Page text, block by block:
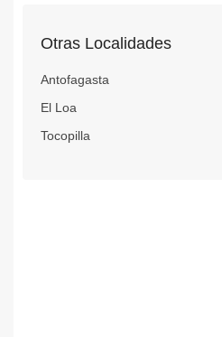
Otras Localidades
Antofagasta
El Loa
Tocopilla